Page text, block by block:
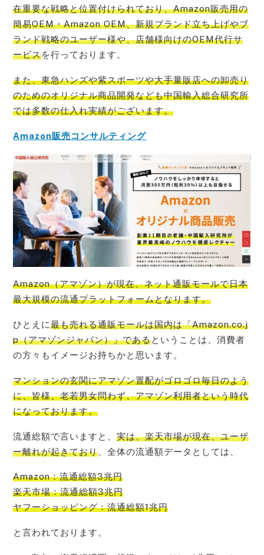
在重要な戦略と位置付けられており、Amazon販売用の
簡易OEM・Amazon OEM、新規ブランド立ち上げやブ
ランド戦略のユーザー様や、店舗様向けのOEM代行サ
ービスを行っております。
また、東急ハンズや紫スポーツや大手量販店への卸売り
のためのオリジナル商品開発なども中国輸入総合研究所
では多数の仕入れ実績がございます。
Amazon販売コンサルティング
Amazon（アマゾン）が現在、ネット通販モールで日本
最大規模の流通プラットフォームとなります。
ひとえに最も売れる通販モールは国内は「Amazon.co.j
p（アマゾンジャパン）」であるということは、消費者
の方々もイメージお持ちかと思います。
マンションの玄関にアマゾン置配がゴロゴロ毎日のよう
に、皆様、老若男女問わず、アマゾン利用者という時代
になっております。
流通総額で言いますと、実は、楽天市場が現在、ユーザ
ー離れが起きており 、全体の流通額データとしては、
Amazon：流通総額3兆円
楽天市場：流通総額3兆円
ヤフーショッピング：流通総額1兆円
と言われております。